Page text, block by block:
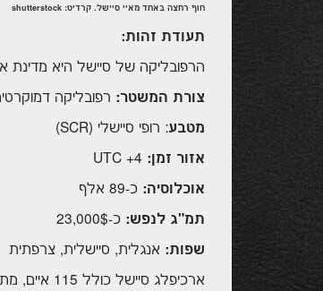
חוף רחצה באחד מאיי סיישל. קרדיט: shutterstock
תעודת זהות:
הרפובליקה של סיישל היא מדינת
צורת המשטר: רפובליקה
מטבע: רופי סיישלי (SCR
)
אזור זמן:
UTC
אוכלוסיה: כ-89 אלף
תמ"ג לנפש: כ-23,000$
שפות: אנגלית, סיישלית, צרפתית